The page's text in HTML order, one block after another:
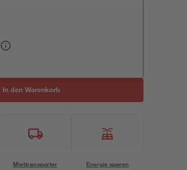
In den Warenkorb
Miettransporter Energie sparen